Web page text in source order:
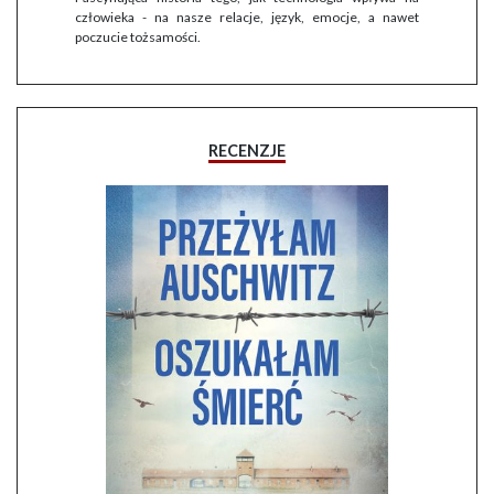
człowieka - na nasze relacje, język, emocje, a nawet
poczucie tożsamości.
RECENZJE